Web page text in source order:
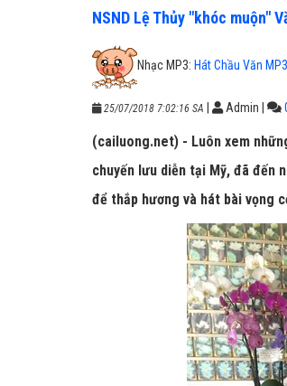
NSND Lệ Thủy "khóc muộn"
Nhạc MP3: Hát Chầu Văn MP3
25/07/2018 7:02:16 SA Admin
(cailuong.net) - Luôn xem
chuyến lưu diễn tại Mỹ, đã đến
để thắp hương và hát bài vọng